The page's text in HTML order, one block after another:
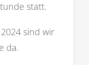
statt.
sind wir
da.